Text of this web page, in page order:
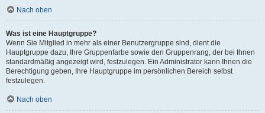
Nach oben
Was ist eine Hauptgruppe?
Wenn Sie Mitglied in mehr als einer Benutzergruppe sind, dient die
Hauptgruppe dazu, Ihre Gruppenfarbe sowie den Gruppenrang, der bei Ihnen
standardmäßig angezeigt wird, festzulegen. Ein Administrator kann Ihnen die
Berechtigung geben, Ihre Hauptgruppe im persönlichen Bereich selbst
festzulegen.
Nach oben